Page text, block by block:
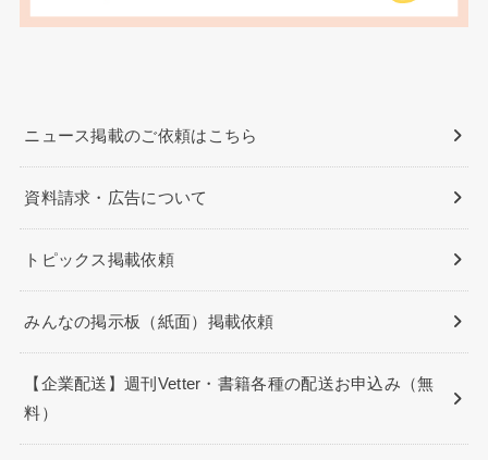
ニュース掲載のご依頼はこちら
資料請求・広告について
トピックス掲載依頼
みんなの掲示板（紙面）掲載依頼
【企業配送】週刊Vetter・書籍各種の配送お申込み（無
料）